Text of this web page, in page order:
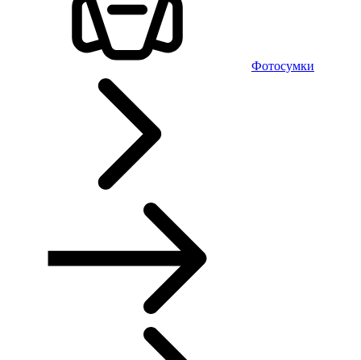
Фотосумки